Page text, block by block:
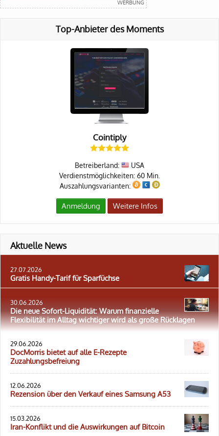
Top-Anbieter des Moments
Cointiply
Betreiberland:
USA
Verdienstmöglichkeiten: 60 Min.
Auszahlungsvarianten:
Anmeldung Weitere Infos
Aktuelle News
27.07.2026
Gratis Handy-Tarif für Sparfüchse
30.06.2026
Die neue Sofort-Liquidität: Warum finanzielle
Flexibilität im Alltag wichtiger wird als große Rücklagen
29.06.2026
DocMorris bietet auf alle E-Rezepte
Zuzahlungsbefreiung
12.06.2026
Rezension über den Verkauf eines Samsung A53
15.03.2026
Iran-Konflikt und die Auswirkungen auf Bitcoin